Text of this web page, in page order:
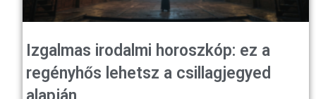
Izgalmas irodalmi horoszkóp: ez a
regényhős lehetsz a csillagjegyed